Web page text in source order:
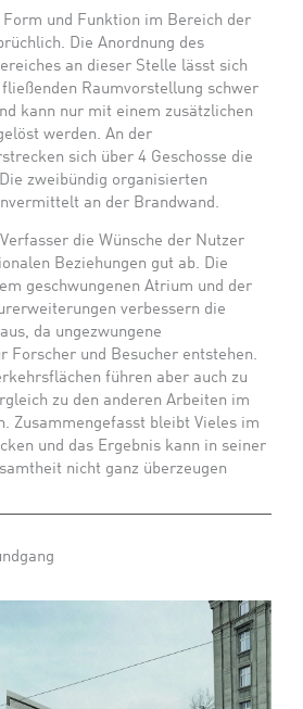
Form und Funktion im Bereich der
Die Anordnung des
an dieser Stelle lässt sich
Raumvorstellung schwer
kann nur mit einem zusätzlichen
werden. An der
sich über 4 Geschosse die
zweibündig organisierten
an der Brandwand.
die Wünsche der Nutzer
Beziehungen gut ab. Die
geschwungenen Atrium und der
verbessern die
da ungezwungene
Forscher und Besucher entstehen.
führen aber auch zu
zu den anderen Arbeiten im
Zusammengefasst bleibt Vieles im
und das Ergebnis kann in seiner
nicht ganz überzeugen